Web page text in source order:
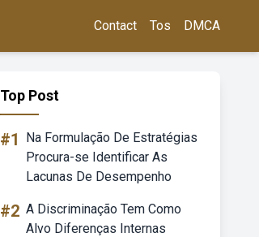
Contact Tos DMCA
Top Post
#1
Na Formulação De Estratégias
Procura-se Identificar As
Lacunas De Desempenho
#2 A Discriminação Tem Como
Alvo Diferenças Internas